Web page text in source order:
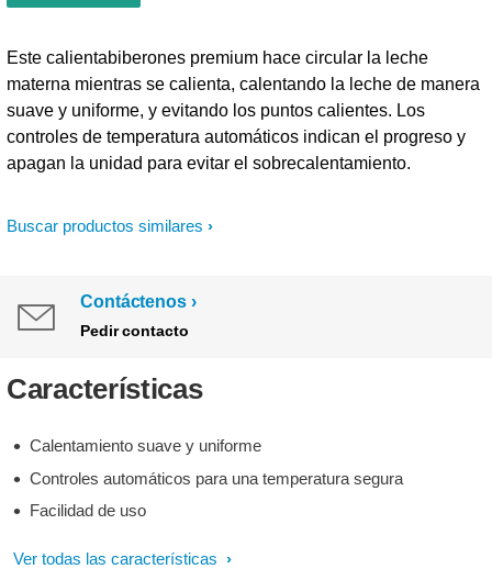
Buscar productos similares
Este calientabiberones premium hace circular la leche
materna mientras se calienta, calentando la leche de manera
suave y uniforme, y evitando los puntos calientes. Los
controles de temperatura automáticos indican el progreso y
apagan la unidad para evitar el sobrecalentamiento.
Contáctenos
Pedir contacto
Características
Calentamiento suave y uniforme
Controles automáticos para una temperatura segura
Facilidad de uso
Ver todas las características